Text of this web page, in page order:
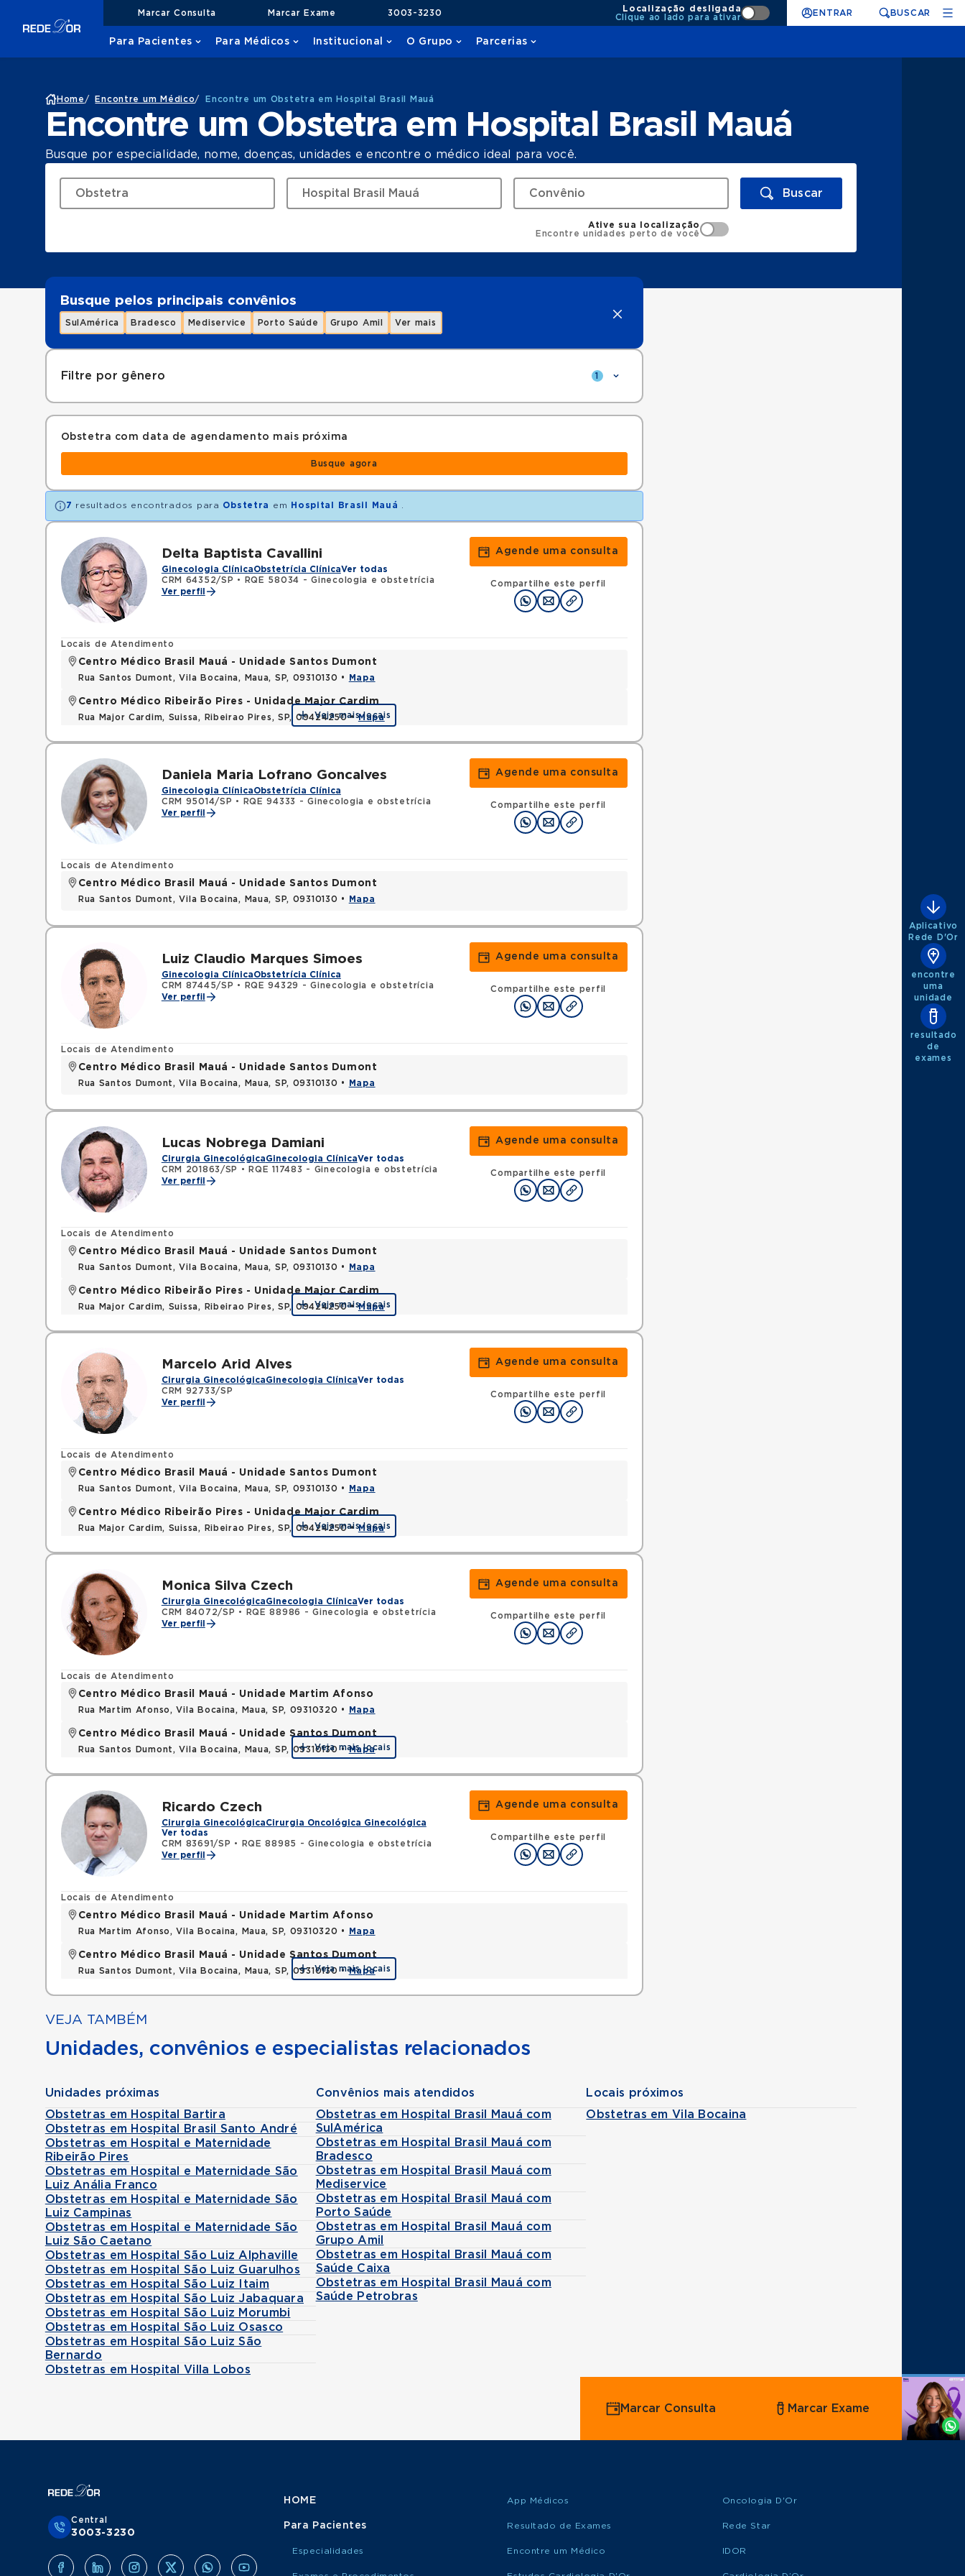
Marcar Consulta Marcar Exame 3003-3230
Localização desligada
Clique ao lado para ativar
ENTRAR BUSCAR
Para Pacientes Para Médicos Institucional O Grupo Parcerias
Home / Encontre um Médico/ Encontre um Obstetra em Hospital Brasil Mauá
Encontre um Obstetra em Hospital Brasil Mauá
Busque por especialidade, nome, doenças, unidades e encontre o médico ideal para você.
Buscar
Ative sua localização
Encontre unidades perto de você
Busque pelos principais convênios
SulAmérica Bradesco Mediservice Porto Saúde Grupo Amil Ver mais
Filtre por gênero 1
Obstetra com data de agendamento mais próxima
Busque agora
7 resultados encontrados para Obstetra em Hospital Brasil Mauá
Delta Baptista Cavallini
Ginecologia ClínicaObstetrícia ClínicaVer todas
CRM 64352/SP •
RQE 58034 - Ginecologia e obstetrícia
Ver perfil
Agende uma consulta
Compartilhe este perfil
Locais de Atendimento
Centro Médico Brasil Mauá - Unidade Santos Dumont
Rua Santos Dumont, Vila Bocaina, Maua, SP, 09310130 • Mapa
Centro Médico Ribeirão Pires - Unidade Major Cardim
Rua Major Cardim, Suissa, Ribeirao Pires, SP, 09424250 •Mapa
Veja mais locais
Daniela Maria Lofrano Goncalves
Ginecologia ClínicaObstetrícia Clínica
CRM 95014/SP •
RQE 94333 - Ginecologia e obstetrícia
Ver perfil
Agende uma consulta
Compartilhe este perfil
Locais de Atendimento
Centro Médico Brasil Mauá - Unidade Santos Dumont
Rua Santos Dumont, Vila Bocaina, Maua, SP, 09310130 • Mapa
Luiz Claudio Marques Simoes
Ginecologia ClínicaObstetrícia Clínica
CRM 87445/SP •
RQE 94329 - Ginecologia e obstetrícia
Ver perfil
Agende uma consulta
Compartilhe este perfil
Locais de Atendimento
Centro Médico Brasil Mauá - Unidade Santos Dumont
Rua Santos Dumont, Vila Bocaina, Maua, SP, 09310130 • Mapa
Lucas Nobrega Damiani
Cirurgia GinecológicaGinecologia ClínicaVer todas
CRM 201863/SP
•
RQE 117483 - Ginecologia e obstetrícia
Ver perfil
Agende uma consulta
Compartilhe este perfil
Locais de Atendimento
Centro Médico Brasil Mauá - Unidade Santos Dumont
Rua Santos Dumont, Vila Bocaina, Maua, SP, 09310130 • Mapa
Centro Médico Ribeirão Pires - Unidade Major Cardim
Rua Major Cardim, Suissa, Ribeirao Pires, SP, 09424250 •Mapa
Veja mais locais
Marcelo Arid Alves
Cirurgia GinecológicaGinecologia ClínicaVer todas
CRM 92733/SP
Ver perfil
Agende uma consulta
Compartilhe este perfil
Locais de Atendimento
Centro Médico Brasil Mauá - Unidade Santos Dumont
Rua Santos Dumont, Vila Bocaina, Maua, SP, 09310130 • Mapa
Centro Médico Ribeirão Pires - Unidade Major Cardim
Rua Major Cardim, Suissa, Ribeirao Pires, SP, 09424250 •Mapa
Veja mais locais
Monica Silva Czech
Cirurgia GinecológicaGinecologia ClínicaVer todas
CRM 84072/SP •
RQE 88986 - Ginecologia e obstetrícia
Ver perfil
Agende uma consulta
Compartilhe este perfil
Locais de Atendimento
Centro Médico Brasil Mauá - Unidade Martim Afonso
Rua Martim Afonso, Vila Bocaina, Maua, SP, 09310320 • Mapa
Centro Médico Brasil Mauá - Unidade Santos Dumont
Rua Santos Dumont, Vila Bocaina, Maua, SP, 09310130 •Mapa
Veja mais locais
Ricardo Czech
Cirurgia GinecológicaCirurgia Oncológica Ginecológica
Ver todas
CRM 83691/SP •
RQE 88985 - Ginecologia e obstetrícia
Ver perfil
Agende uma consulta
Compartilhe este perfil
Locais de Atendimento
Centro Médico Brasil Mauá - Unidade Martim Afonso
Rua Martim Afonso, Vila Bocaina, Maua, SP, 09310320 • Mapa
Centro Médico Brasil Mauá - Unidade Santos Dumont
Rua Santos Dumont, Vila Bocaina, Maua, SP, 09310130 •Mapa
Veja mais locais
VEJA TAMBÉM
Unidades, convênios e especialistas relacionados
Unidades próximas
Obstetras em Hospital Bartira
Obstetras em Hospital Brasil Santo André
Obstetras em Hospital e Maternidade
Ribeirão Pires
Obstetras em Hospital e Maternidade São
Luiz Anália Franco
Obstetras em Hospital e Maternidade São
Luiz Campinas
Obstetras em Hospital e Maternidade São
Luiz São Caetano
Obstetras em Hospital São Luiz Alphaville
Obstetras em Hospital São Luiz Guarulhos
Obstetras em Hospital São Luiz Itaim
Obstetras em Hospital São Luiz Jabaquara
Obstetras em Hospital São Luiz Morumbi
Obstetras em Hospital São Luiz Osasco
Obstetras em Hospital São Luiz São
Bernardo
Obstetras em Hospital Villa Lobos
Convênios mais atendidos
Obstetras em Hospital Brasil Mauá com
SulAmérica
Obstetras em Hospital Brasil Mauá com
Bradesco
Obstetras em Hospital Brasil Mauá com
Mediservice
Obstetras em Hospital Brasil Mauá com
Porto Saúde
Obstetras em Hospital Brasil Mauá com
Grupo Amil
Obstetras em Hospital Brasil Mauá com
Saúde Caixa
Obstetras em Hospital Brasil Mauá com
Saúde Petrobras
Locais próximos
Obstetras em Vila Bocaina
Aplicativo
Rede D'Or
encontre
uma
unidade
resultado
de
exames
Agende
Whatsapp
Marcar Consulta Marcar Exame
Central
3003-3230
HOME
Para Pacientes
Especialidades
App Médicos
Resultado de Exames
Encontre um Médico
Oncologia D'Or
Rede Star
IDOR